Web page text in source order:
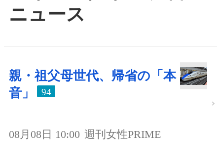
ニュース
親・祖父母世代、帰省の「本
音」
94
08月08日 10:00 週刊女性PRIME